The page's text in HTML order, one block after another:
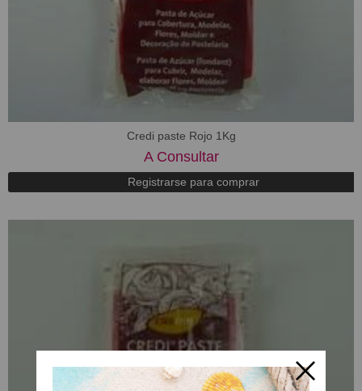
Credi paste Rojo 1Kg
A Consultar
Registrarse para comprar